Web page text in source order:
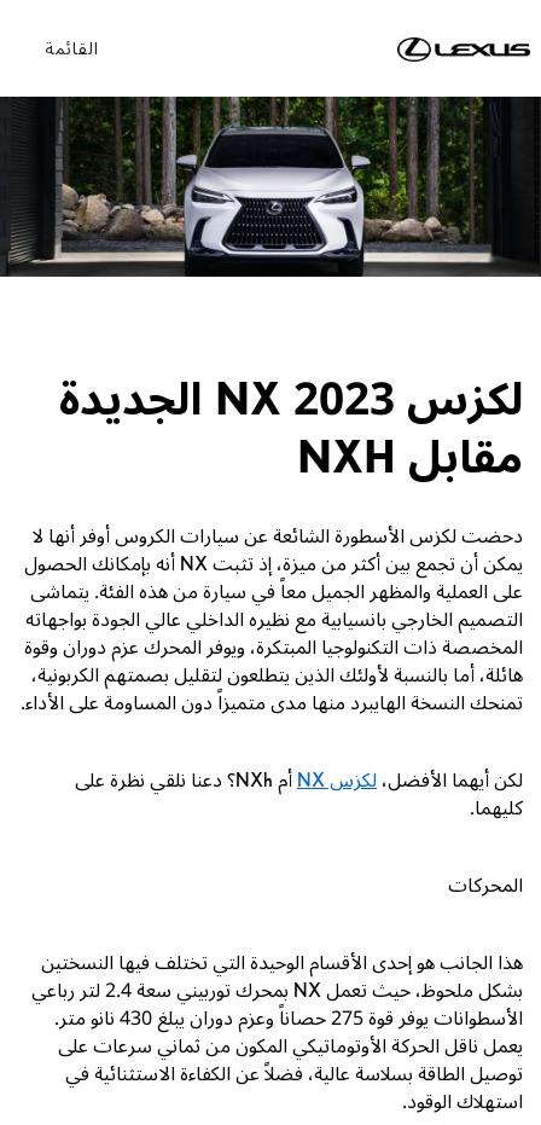
القائمة
لكزس NX 2023 الجديدة
مقابل NXH
دحضت لكزس الأسطورة الشائعة عن سيارات الكروس أوفر أنها لا
يمكن أن تجمع بين أكثر من ميزة، إذ تثبتNXأنه بإمكانك الحصول
على العملية والمظهر الجميل معاً في سيارة من هذه الفئة. يتماشى
التصميم الخارجي بانسيابية مع نظيره الداخلي عالي الجودة بواجهاته
المخصصة ذات التكنولوجيا المبتكرة، ويوفر المحرك عزم دوران وقوة
هائلة، أما بالنسبة لأولئك الذين يتطلعون لتقليل بصمتهم الكربونية،
تمنحك النسخة الهايبرد منها مدى متميزاً دون المساومة على الأداء.
لكن أيهما الأفضل،لكزسNXأمNXh؟ دعنا نلقي نظرة على
كليهما.
المحركات
هذا الجانب هو إحدى الأقسام الوحيدة التي تختلف فيها النسختين
بشكل ملحوظ، حيث تعملNXبمحرك توربيني سعة2.4لتر رباعي
الأسطوانات يوفر قوة275حصاناً وعزم دوران يبلغ430نانو متر.
يعمل ناقل الحركة الأوتوماتيكي المكون من ثماني سرعات على
توصيل الطاقة بسلاسة عالية، فضلاً عن الكفاءة الاستثنائية في
استهلاك الوقود.